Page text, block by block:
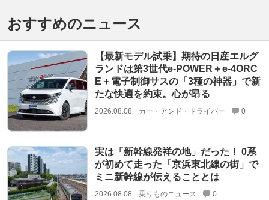
おすすめのニュース
【最新モデル試乗】期待の日産エルグ
ランドは第3世代e-POWER＋e-4ORC
E＋電子制御サスの「3種の神器」で新
たな快適を約束。心が昂る
2026.08.08 カー・アンド・ドライバー 0
実は「新幹線発祥の地」だった！ 0系
が初めて走った「京浜東北線の街」で
ミニ新幹線が伝えることとは
2026.08.08 乗りものニュース 0